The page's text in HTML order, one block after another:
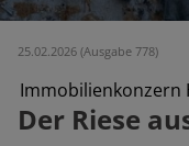
25.02.2026 (Ausgabe 778)
Immobilienkonzern
Der Riese